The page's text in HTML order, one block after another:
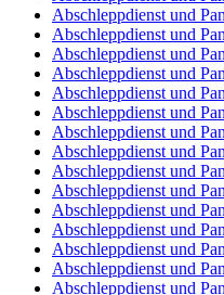
Abschleppdienst und
Abschleppdienst und
Abschleppdienst und
Abschleppdienst und
Abschleppdienst und
Abschleppdienst und
Abschleppdienst und
Abschleppdienst und
Abschleppdienst und
Abschleppdienst und
Abschleppdienst und
Abschleppdienst und
Abschleppdienst und
Abschleppdienst und
Abschleppdienst und